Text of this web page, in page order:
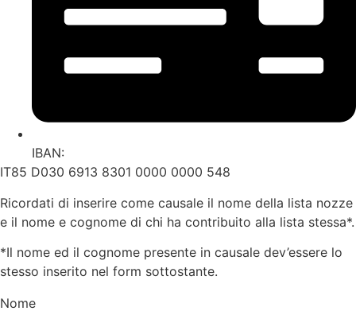
IBAN:
IT85 D030 6913 8301 0000 0000 548
Ricordati di inserire come causale il nome della lista nozze
e il nome e cognome di chi ha contribuito alla lista stessa*.
*Il nome ed il cognome presente in causale dev’essere lo
stesso inserito nel form sottostante.
Nome